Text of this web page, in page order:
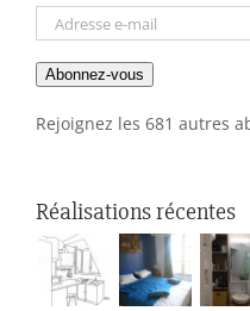
Adresse
mail
Abonnez-vous
Rejoignez les 681 autres
Réalisations récentes